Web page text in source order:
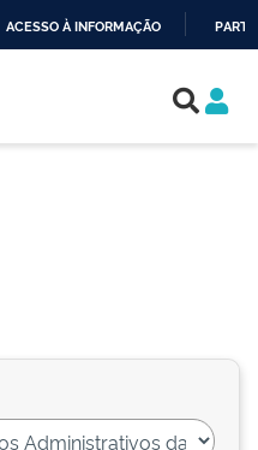
ACESSO À INFORMAÇÃO